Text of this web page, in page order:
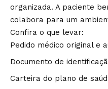
organizada. A paciente
colabora para um
Confira o que levar:
Pedido médico original e
Documento de
Carteira do plano de